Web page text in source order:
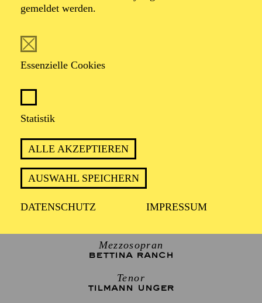
gemeldet werden.
Essenzielle Cookies
Statistik
ALLE AKZEPTIEREN
AUSWAHL SPEICHERN
DATENSCHUTZ IMPRESSUM
1 Stunde 30 Minuten, keine Pause
Sopran
Mezzosopran
BETTINA RANCH
Tenor
TILMANN UNGER